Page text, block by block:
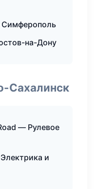
на-Дону
Сахалинск
— Рулевое
и